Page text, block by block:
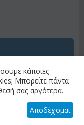
Κέντρο &
ως
λουλούδια
κάποιες
Μπορείτε πάντα
σας αργότερα.
Αποδέχομαι